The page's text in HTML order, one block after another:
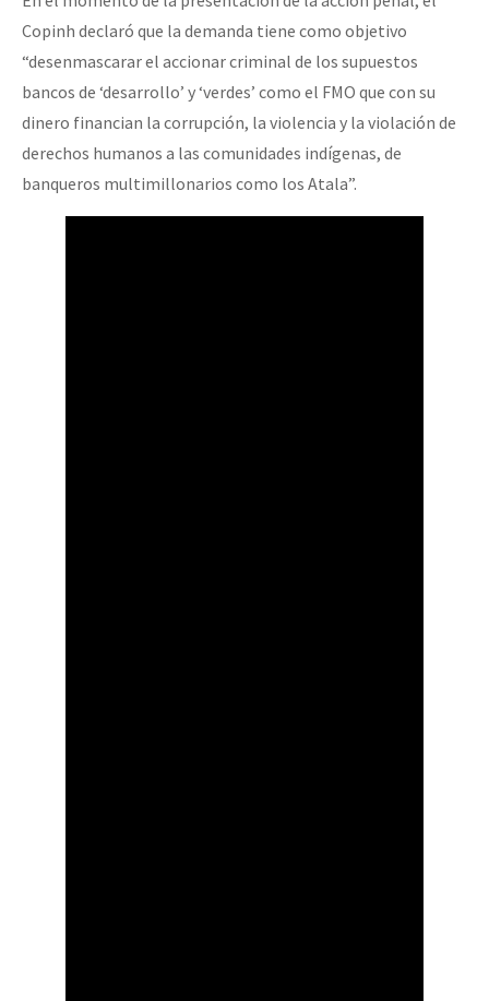
Copinh declaró que la demanda tiene como objetivo
“desenmascarar el accionar criminal de los supuestos
bancos de ‘desarrollo’ y ‘verdes’ como el FMO que con su
dinero financian la corrupción, la violencia y la violación de
derechos humanos a las comunidades indígenas, de
banqueros multimillonarios como los Atala”.